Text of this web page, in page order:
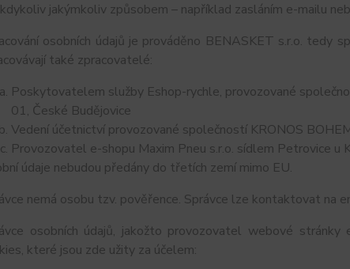
jakýmkoliv způsobem – například zasláním e-mailu
osobních údajů je prováděno BENASKET s.r.o. tedy
také zpracovatelé:
Poskytovatelem služby Eshop-rychle, provozované
01, České Budějovice
Vedení účetnictví provozované společností KRONOS
Provozovatel e-shopu Maxim Pneu s.r.o. sídlem Petrovice u
údaje nebudou předány do třetích zemí mimo EU.
nemá osobu tzv. pověřence. Správce lze kontaktovat na
osobních údajů, jakožto provozovatel webové
které jsou zde užity za účelem: